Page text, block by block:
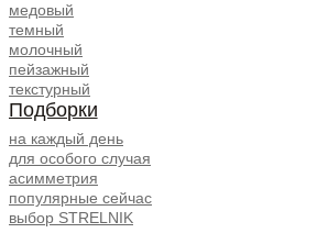
медовый
темный
молочный
пейзажный
текстурный
Подборки
на каждый день
для особого случая
асимметрия
популярные сейчас
выбор STRELNIK